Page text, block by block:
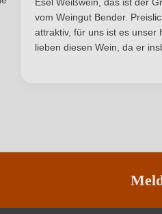
vom Weingut Bender.
attraktiv, für uns ist es unser
lieben diesen Wein, da er